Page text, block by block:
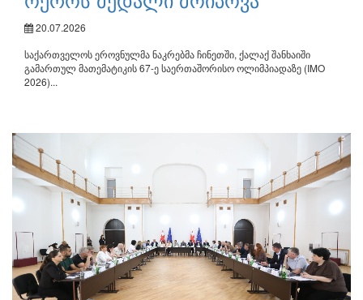
20.07.2026
საქართველოს ეროვნულმა ნაკრებმა ჩინეთში, ქალაქ შანხაიში
გამართულ მათემატიკის 67-ე საერთაშორისო ოლიმპიადაზე (IMO
2026)...